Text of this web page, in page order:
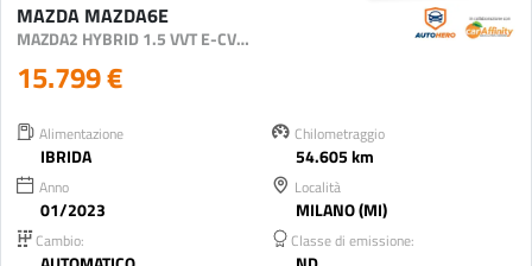
MAZDA MAZDA6E
MAZDA2 HYBRID 1.5 VVT E-CVT FULL HYBRID ELECTRIC A
15.799 €
Alimentazione
IBRIDA
Chilometraggio
54.605 km
Anno
01/2023
Località
MILANO (MI)
Cambio: Classe di emissione: